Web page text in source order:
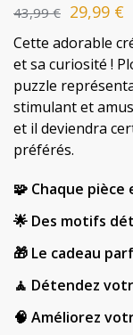
43,99€ 29,99 €
Cette adorable
et sa curiosité !
puzzle
stimulant et
et il deviendra
préférés.
🧩 Chaque pièce
🌟 Des motifs
🎁 Le cadeau
🧘 Détendez
🧠 Améliorez